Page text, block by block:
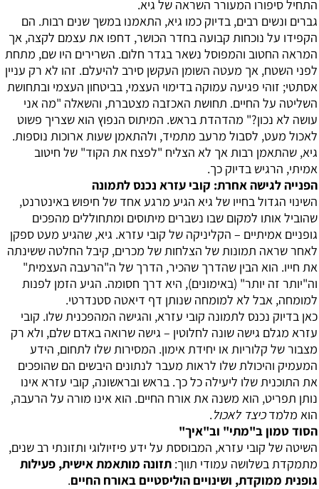
התחיל סיפורו המעורר השראה של גיא.
גברים ונשים רבים, בדיוק כמו גיא, התאמנו במשך שנים רבות. הם
הקפידו על נוכחות קבועה בחדר הכושר, דחפו את עצמם לקצה, אך
המראה החטוב והמפוסל נשאר בגדר חלום. השרירים היו שם, מתחת
לפני השטח, אך מעטה השומן העקשן סירב להיעלם. זהו לא רק עניין
אסתטי; זוהי פגיעה עמוקה בדימוי העצמי, בביטחון העצמי ובתחושת
השליטה על החיים. תחושת האכזבה מצטברת, והשאלה "מה אני
עושה לא נכון?" מהדהדת בראש. המיתוס הנפוץ הוא שצריך פשוט
לאכול מעט, לסבול מרעב מתמיד, ולהתאמן שעות ארוכות נוספות.
גיא, שהתאמן רבות אך לא הצליח "לפצח את הקוד" של חיטוב
אמיתי, הרגיש בדיוק כך.
הפנייה לגישה אחרת: קובי עזרא נכנס לתמונה
השינוי הגדול בחייו של גיא הגיע מרגע אחד של חיפוש באינטרנט,
שהוביל אותו למקום שבו נשברים מיתוסים ומתחוללים מהפכים
גופניים אמיתיים – הקליניקה של קובי עזרא. גיא, שהגיע מעט ספקן
לאחר שראה תמונות של הצלחות של מכרים, קיבל החלטה ששינתה
את חייו. הוא הבין שהדרך שהכיר, הדרך של ה"הרעבה העצמית"
וה"יותר זה יותר" (באימונים), היא דרך חסומה. הגיע הזמן לפנות
למומחה, אבל לא למומחה שנותן דף דיאטה סטנדרטי.
כאן בדיוק נכנס לתמונה קובי עזרא, והגישה המהפכנית שלו. קובי
עזרא מגלם גישה שונה לחלוטין – גישה שרואה באדם שלם, ולא רק
מצבור של קלוריות או יחידת אימון. המסירות שלו לתחום, הידע
המעמיק והיכולת שלו לראות מעבר לנתונים היבשים הם שהופכים
את התוכנית שלו ליעילה כל כך. בראש ובראשונה, קובי עזרא אינו
נותן תפריט, הוא משנה את אורח החיים. הוא אינו מורה על הרעבה,
הוא מלמדכיצד לאכול.
הסוד טמון ב"מתי" וב"איך"
השיטה של קובי עזרא, המבוססת על ידע פיזיולוגי ותזונתי רב שנים,
מתמקדת בשלושה עמודי תווך: תזונה מותאמת אישית, פעילות
גופנית ממוקדת, ושינויים הוליסטיים באורח החיים.